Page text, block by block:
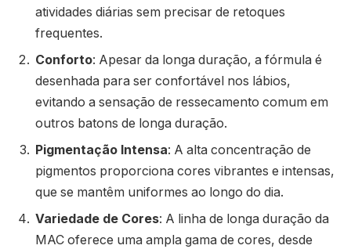
atividades diárias sem precisar de retoques
frequentes.
Conforto: Apesar da longa duração, a fórmula é
desenhada para ser confortável nos lábios,
evitando a sensação de ressecamento comum em
outros batons de longa duração.
Pigmentação Intensa: A alta concentração de
pigmentos proporciona cores vibrantes e intensas,
que se mantêm uniformes ao longo do dia.
Variedade de Cores: A linha de longa duração da
MAC oferece uma ampla gama de cores, desde